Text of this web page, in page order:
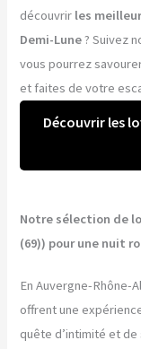
découvrir les
Demi-Lune? Suivez
vous pourrez
et faites de votre
Découvrir les
Notre sélection de
(69)) pour une nuit
En Auvergne-Rhône-
offrent une
quête d’intimité et de